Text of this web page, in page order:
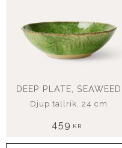
DEEP PLATE, SEAWEED
Djup tallrik, 24 cm
459 KR